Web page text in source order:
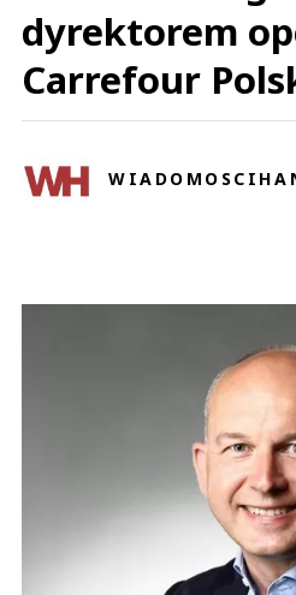
dyrektorem
Carrefour